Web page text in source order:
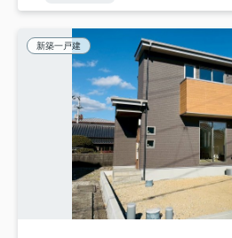
新築一戸建